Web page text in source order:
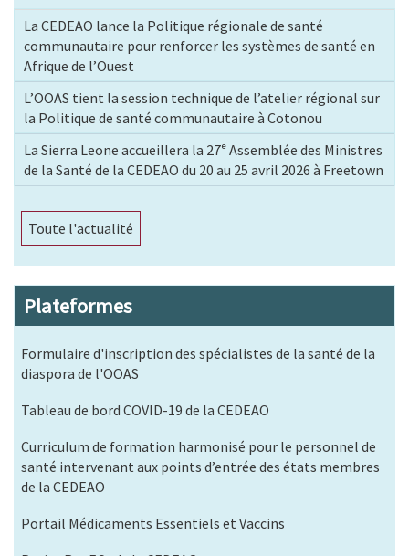
La CEDEAO lance la Politique régionale de santé
communautaire pour renforcer les systèmes de santé en
Afrique de l’Ouest
L’OOAS tient la session technique de l’atelier régional sur
la Politique de santé communautaire à Cotonou
La Sierra Leone accueillera la 27ᵉ Assemblée des Ministres
de la Santé de la CEDEAO du 20 au 25 avril 2026 à Freetown
Toute l'actualité
Plateformes
Formulaire d'inscription des spécialistes de la santé de la
diaspora de l'OOAS
Tableau de bord COVID-19 de la CEDEAO
Curriculum de formation harmonisé pour le personnel de
santé intervenant aux points d’entrée des états membres
de la CEDEAO
Portail Médicaments Essentiels et Vaccins